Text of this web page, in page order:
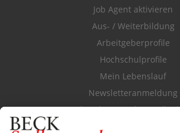
Job Agent aktivieren
Aus- / Weiterbildung
Arbeitgeberprofile
Hochschulprofile
Mein Lebenslauf
Newsletteranmeldung
Durchsuchen Sie den